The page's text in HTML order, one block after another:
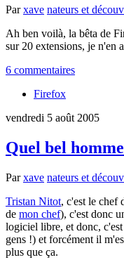
Parxave nateurs et
Ah ben voilà, la bêta de
sur 20 extensions, je n'en
6 commentaires
Firefox
vendredi 5 août 2005
Quel bel
Parxave nateurs et
Tristan Nitot, c'est le chef
de mon chef), c'est donc
logiciel libre, et donc,
gens !) et forcément il
plus que ça.